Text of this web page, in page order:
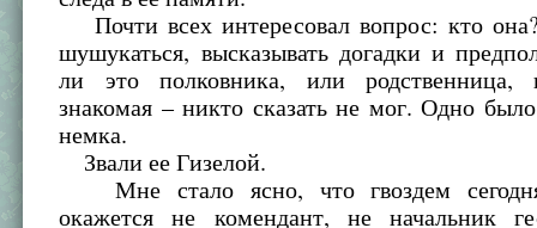
Почти всех интересовал вопрос: кто
шушукаться, высказывать догадки и
ли это полковника, или родственница,
знакомая – никто сказать не мог. Одно
немка.
Звали ее Гизелой.
Мне стало ясно, что гвоздем
окажется не комендант, не начальник